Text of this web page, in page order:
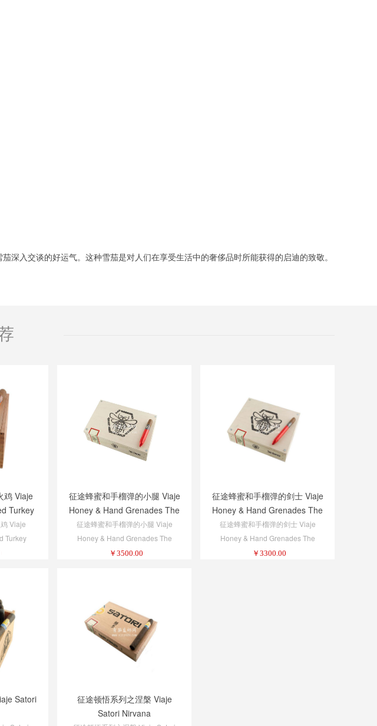
入交谈的好运气。这种雪茄是对人们在享受生活中的奢侈品时所能获得的启迪的致敬。
鸡 Viaje
Turkey
Viaje
Turkey
征途蜂蜜和手榴弹的小腿 Viaje
Honey & Hand Grenades The
Shank 5 1/4 x 52
征途蜂蜜和手榴弹的小腿 Viaje
Honey & Hand Grenades The
Shank 5 1/4 x 52
￥ 3500.00
征途蜂蜜和手榴弹的剑士 Viaje
Honey & Hand Grenades The
Rapier 6 1/2 x 44
征途蜂蜜和手榴弹的剑士 Viaje
Honey & Hand Grenades The
Rapier 6 1/2 x 44
￥ 3300.00
Satori
征途顿悟系列之涅槃 Viaje
Satori Nirvana